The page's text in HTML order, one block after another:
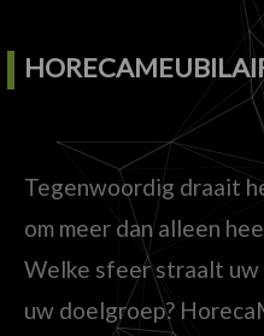
Tegenwoordig draait
om meer dan alleen
Welke sfeer straalt uw
uw doelgroep?